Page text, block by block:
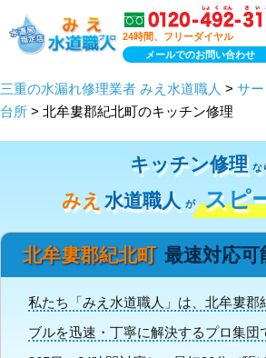
24時間、フリーダイヤル
メールでのお問い合わせ
三重の水漏れ修理業者 みえ水道職人 > サ
台所 > 北牟婁郡紀北町のキッチン修理
キッチン修理 な
みえ 水道職人 が スピ
北牟婁郡紀北町 最速対応可
私たち「みえ水道職人」は、北牟婁郡
ブルを迅速・丁寧に解決するプロ集団